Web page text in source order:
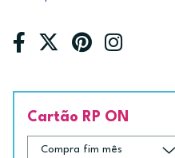
Cartão RP ON